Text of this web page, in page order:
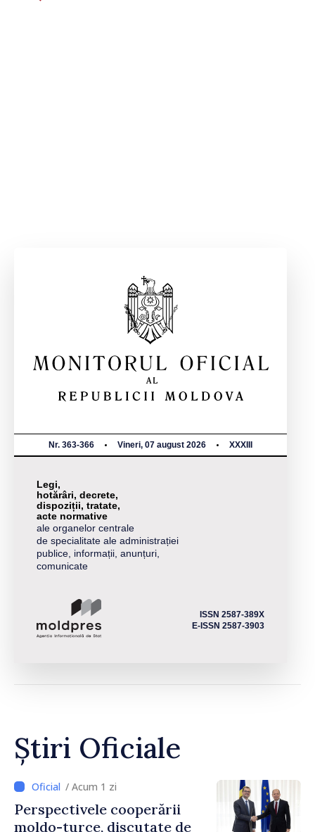
Nr. 363-366 Vineri, 07 august 2026 XXXIII
Legi,
hotărâri, decrete,
dispoziții, tratate,
acte normative
ale organelor centrale
de specialitate ale administrației
publice, informații, anunțuri,
comunicate
ISSN 2587-389X
E-ISSN 2587-3903
Știri Oficiale
/ Acum 1 zi
Perspectivele cooperării
moldo-turce, discutate de